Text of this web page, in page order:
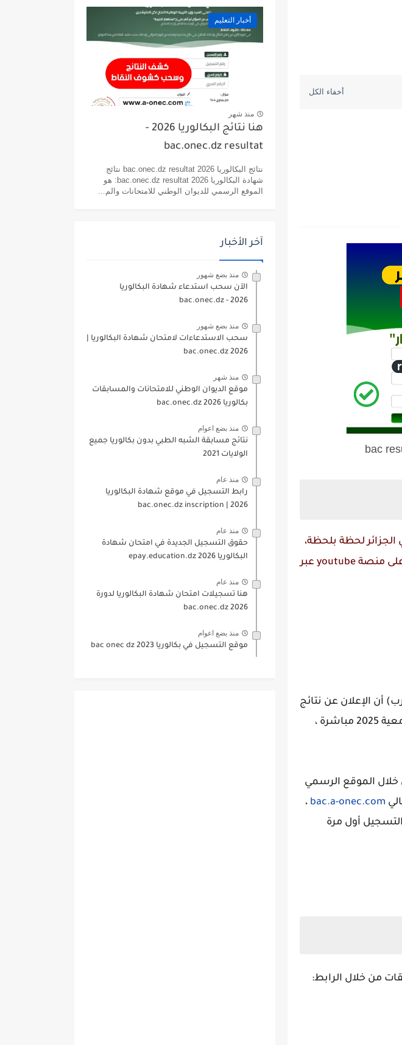
لحظة بلحظة،
على منصةyoutube عبر
أن الإعلان عن نتائج
البكالوريا سيكون اليوم على الساعة 10:00 لتنطلق بعد ذلك التسجيلات الجامعية 2025 مباشرة ،
المترشحين الاطلاع على نتائجهم ابتداءً من الساعة 10:00 من خلال الموقع الرسمي
bac.a-onec.com ،
أول مرة
من خلال الرابط:
أخبار التعليم
منذ شهر
هنا نتائج البكالوريا 2026 -
bac.onec.dz resultat
نتائج البكالوريا 2026 bac.onec.dz resultat نتائج
شهادة البكالوريا 2026 bac.onec.dz resultat: هو
الموقع الرسمي للديوان الوطني للامتحانات والم...
آخر الأخبار
منذ بضع شهور
الآن سحب استدعاء شهادة البكالوريا
bac.onec.dz - 2026
منذ بضع شهور
سحب الاستدعاءات لامتحان شهادة البكالوريا |
2026 bac.onec.dz
منذ شهر
موقع الديوان الوطني للامتحانات والمسابقات
بكالوريا 2026 bac.onec.dz
منذ بضع اعوام
نتائج مسابقة الشبه الطبي بدون بكالوريا جميع
الولايات 2021
منذ عام
رابط التسجيل في موقع شهادة البكالوريا
2026 | bac.onec.dz inscription
منذ عام
حقوق التسجيل الجديدة في امتحان شهادة
البكالوريا 2026 epay.education.dz
منذ عام
هنا تسجيلات امتحان شهادة البكالوريا لدورة
2026 bac.onec.dz
منذ بضع اعوام
موقع التسجيل في بكالوريا 2023 bac onec dz